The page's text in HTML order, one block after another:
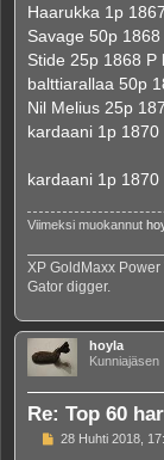
Haarukka 1p
Savage 50p
Stide 25p 1868 P
balttiarallaa 50p
Nil Melius 25p
kardaani 1p 1870
kardaani 1p 1870
Viimeksi muokannut
XP GoldMaxx Power
Gator digger.
hoyla
Kunniajäsen
Re: Top 60
V28 Huhti 2018,